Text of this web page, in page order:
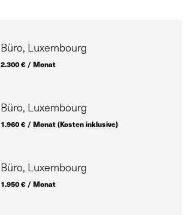
Büro, Luxembourg
2.300 € / Monat
Büro, Luxembourg
1.960 € / Monat (Kosten inklusive)
Büro, Luxembourg
1.950 € / Monat